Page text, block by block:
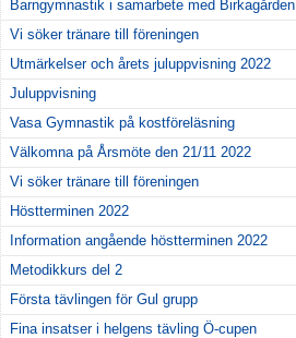
Barngymnastik i samarbete med Birkagården
Vi söker tränare till föreningen
Utmärkelser och årets juluppvisning 2022
Juluppvisning
Vasa Gymnastik på kostföreläsning
Välkomna på Årsmöte den 21/11 2022
Vi söker tränare till föreningen
Höstterminen 2022
Information angående höstterminen 2022
Metodikkurs del 2
Första tävlingen för Gul grupp
Fina insatser i helgens tävling Ö-cupen